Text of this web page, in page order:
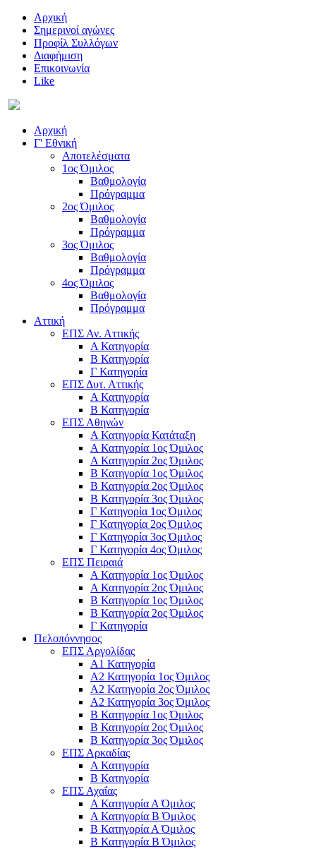
Αρχική
Σημερινοί αγώνες
Προφίλ Συλλόγων
Διαφήμιση
Επικοινωνία
Like
Αρχική
Γ' Εθνική
Αποτελέσματα
1ος Όμιλος
Βαθμολογία
Πρόγραμμα
2ος Όμιλος
Βαθμολογία
Πρόγραμμα
3ος Όμιλος
Βαθμολογία
Πρόγραμμα
4ος Όμιλος
Βαθμολογία
Πρόγραμμα
Αττική
ΕΠΣ Αν. Αττικής
Α Κατηγορία
Β Κατηγορία
Γ Κατηγορία
ΕΠΣ Δυτ. Αττικής
Α Κατηγορία
Β Κατηγορία
ΕΠΣ Αθηνών
Α Κατηγορία Κατάταξη
Α Κατηγορία 1ος Όμιλος
Α Κατηγορία 2ος Όμιλος
Β Κατηγορία 1ος Όμιλος
Β Κατηγορία 2ος Όμιλος
Β Κατηγορία 3ος Όμιλος
Γ Κατηγορία 1ος Όμιλος
Γ Κατηγορία 2ος Όμιλος
Γ Κατηγορία 3ος Όμιλος
Γ Κατηγορία 4ος Όμιλος
ΕΠΣ Πειραιά
Α Κατηγορία 1ος Όμιλος
Α Κατηγορία 2ος Όμιλος
Β Κατηγορία 1ος Όμιλος
Β Κατηγορία 2ος Όμιλος
Γ Κατηγορία
Πελοπόννησος
ΕΠΣ Αργολίδας
Α1 Κατηγορία
Α2 Κατηγορία 1ος Όμιλος
Α2 Κατηγορία 2ος Όμιλος
Α2 Κατηγορία 3ος Όμιλος
Β Κατηγορία 1ος Όμιλος
Β Κατηγορία 2ος Όμιλος
Β Κατηγορία 3ος Όμιλος
ΕΠΣ Αρκαδίας
Α Κατηγορία
Β Κατηγορία
ΕΠΣ Αχαΐας
Α Κατηγορία Α Όμιλος
Α Κατηγορία Β Όμιλος
Β Κατηγορία Α Όμιλος
Β Κατηγορία Β Όμιλος